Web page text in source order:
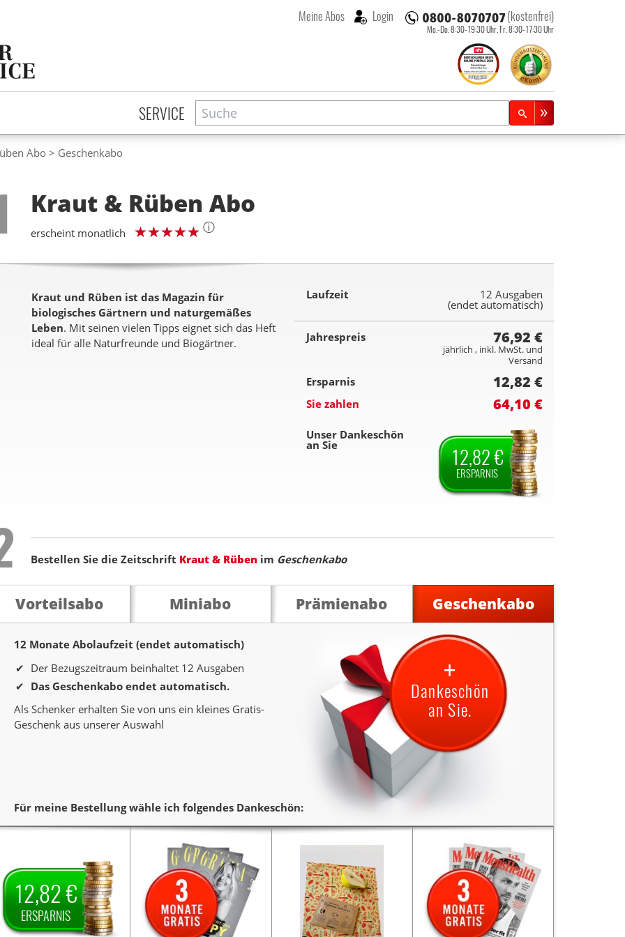
(kostenfrei)
Mo.-Do. 8:30-19:30 Uhr, Fr. 8:30-17:30 Uhr
Meine Abos Login
SERVICE Suche
Zeitschriftensuche
Abo Geschenkabo
Kraut & Rüben Abo
erscheint monatlich ⓘ
Kraut und Rüben ist das Magazin für
biologisches Gärtnern und naturgemäßes
Leben. Mit seinen vielen Tipps eignet sich das Heft
ideal für alle Naturfreunde und Biogärtner.
Laufzeit 12 Ausgaben
(endet automatisch)
Jahrespreis 76,92 €
jährlich , inkl. MwSt. und
Versand
Ersparnis 12,82 €
Sie zahlen 64,10 €
Unser Dankeschön
an Sie 12,82 €
ERSPARNIS
Bestellen Sie die Zeitschrift Kraut & Rüben im Geschenkabo
Vorteilsabo Miniabo Prämienabo Geschenkabo
12 Monate Abolaufzeit (endet automatisch)
Der Bezugszeitraum beinhaltet 12 Ausgaben
Das Geschenkabo endet automatisch.
Als Schenker erhalten Sie von uns ein kleines Gratis-
Geschenk aus unserer Auswahl
+
Dankeschön
an Sie.
Für meine Bestellung wähle ich folgendes Dankeschön:
12,82 €
ERSPARNIS
Kraut & Rüben.
Als
Dankeschön erhalten Sie
von uns
12,82 €
Preisnachlass
auf den
Jahrespreis und zahlen somit
Sie verschenken ein Jahr
Lesespaß mit dem Titel
Kraut & Rüben.
Als
Dankeschön erhalten Sie
von uns
3 Monate gratis
die Zeitschrift „Grazia”.
Die Lieferung endet nach 3
Sie verschenken ein Jahr
Kraut & Rüben.
Als
Dankeschön erhalten Sie
von uns ein hochwertiges
Bienenwachstuch (ca. 25 x
25cm).
Sie verschenken ein Jahr
Lesespaß mit dem Titel
Kraut & Rüben.
Als
Dankeschön erhalten Sie
von uns
3 Monate gratis
die Zeitschrift „Men’s
Health”.
Die Lieferung